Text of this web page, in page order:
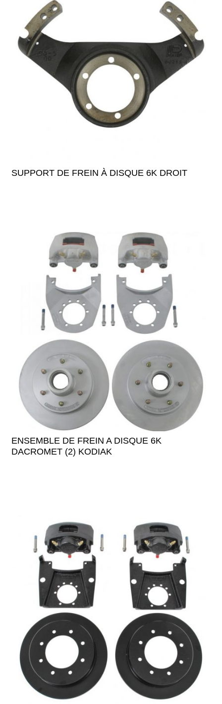
SUPPORT DE FREIN À DISQUE 6K DROIT
ENSEMBLE DE FREIN A DISQUE 6K
DACROMET (2) KODIAK